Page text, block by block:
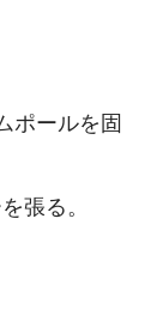
ポールを固
張る。